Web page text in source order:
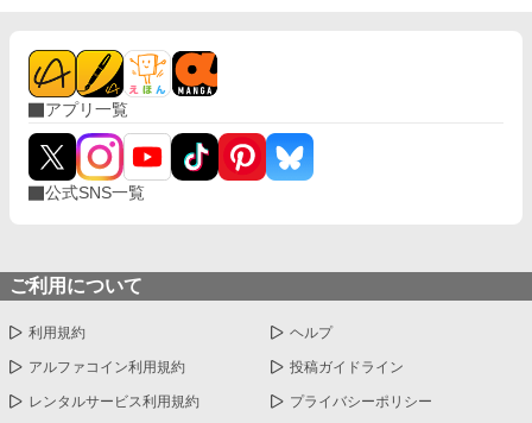
アプリ一覧
公式SNS一覧
ご利用について
利用規約 ヘルプ
アルファコイン利用規約 投稿ガイドライン
レンタルサービス利用規約 プライバシーポリシー